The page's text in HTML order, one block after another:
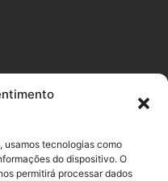
usamos tecnologias como
do dispositivo. O
permitirá processar dados